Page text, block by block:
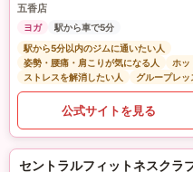
五香店
ヨガ
駅から車で5分
駅から5分以内のジムに通いたい人
姿勢・腰痛・肩こりが気になる人
ホッ
ストレスを解消したい人
グループレ
公式サイトを見る
セントラルフィットネスクラ